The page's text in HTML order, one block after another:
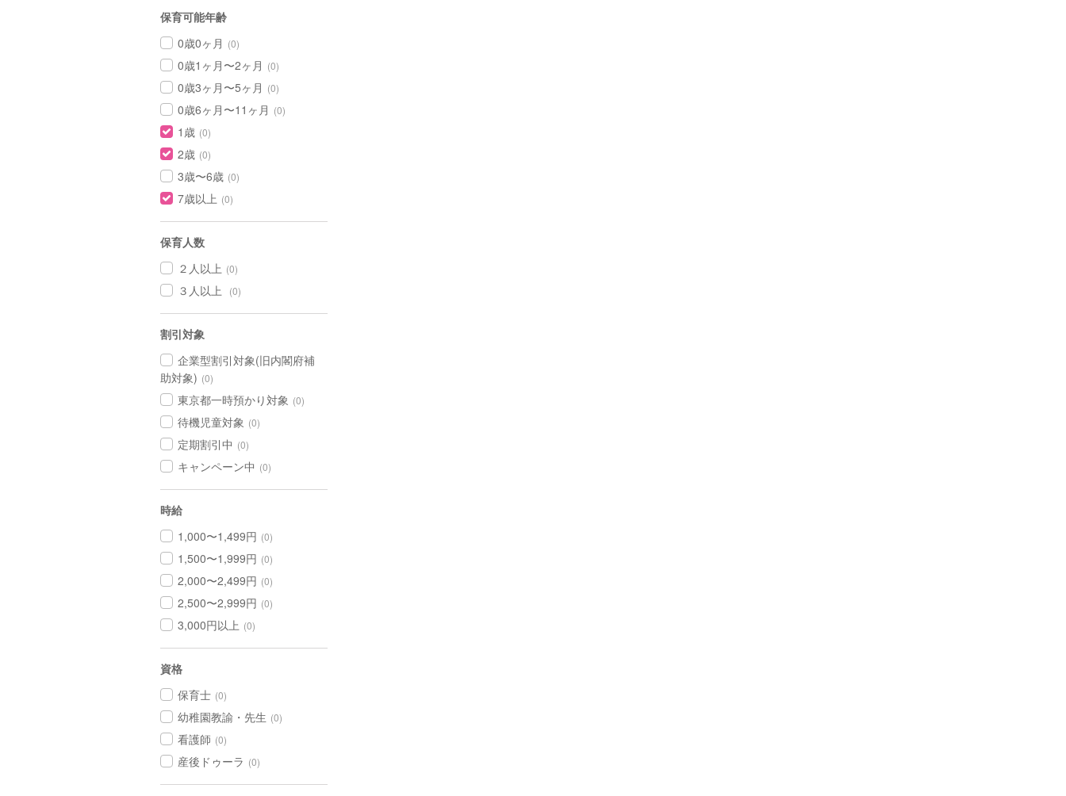
保育可能年齢
0歳0ヶ月 (0)
0歳1ヶ月〜2ヶ月 (0)
0歳3ヶ月〜5ヶ月 (0)
0歳6ヶ月〜11ヶ月 (0)
1歳 (0)
2歳 (0)
3歳〜6歳 (0)
7歳以上 (0)
保育人数
２人以上 (0)
３人以上 (0)
割引対象
企業型割引対象(旧内閣府補
助対象) (0)
東京都一時預かり対象 (0)
待機児童対象 (0)
定期割引中 (0)
キャンペーン中 (0)
時給
1,000〜1,499円 (0)
1,500〜1,999円 (0)
2,000〜2,499円 (0)
2,500〜2,999円 (0)
3,000円以上 (0)
資格
保育士 (0)
幼稚園教諭・先生 (0)
看護師 (0)
産後ドゥーラ (0)